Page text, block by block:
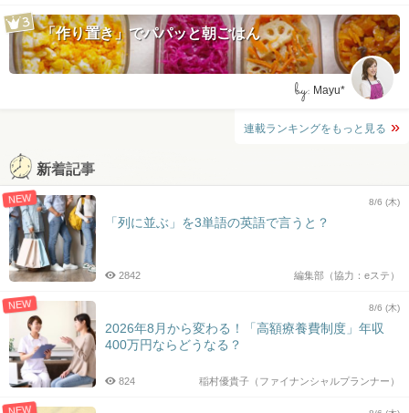
「作り置き」でパパッと朝ごはん
by: Mayu*
連載ランキングをもっと見る
新着記事
NEW 8/6 (木)
「列に並ぶ」を3単語の英語で言うと？
編集部（協力：eステ）
2842
NEW 8/6 (木)
2026年8月から変わる！「高額療養費制度」年収
400万円ならどうなる？
稲村優貴子（ファイナンシャルプランナー）
824
NEW